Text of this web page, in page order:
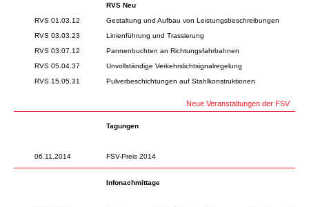
RVS Neu
RVS 01.03.12
Gestaltung und Aufbau von Leistungsbeschreibungen
RVS 03.03.23
Linienführung und Trassierung
RVS 03.07.12
Pannenbuchten an Richtungsfahrbahnen
RVS 05.04.37
Unvollständige Verkehrslichtsignalregelung
RVS 15.05.31
Pulverbeschichtungen auf Stahlkonstruktionen
Neue Veranstaltungen der FSV
Tagungen
06.11.2014 FSV-Preis 2014
Infonachmittage